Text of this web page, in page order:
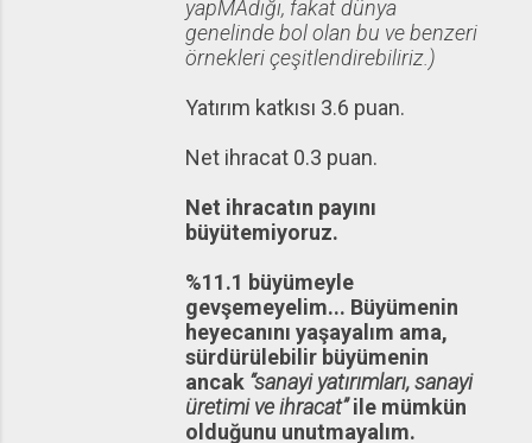
yapMAdığı, fakat dünya
genelinde bol olan bu ve benzeri
örnekleri çeşitlendirebiliriz.)
Yatırım katkısı 3.6 puan.
Net ihracat 0.3 puan.
Net ihracatın payını
büyütemiyoruz.
%11.1 büyümeyle
gevşemeyelim... Büyümenin
heyecanını yaşayalım ama,
sürdürülebilir büyümenin
ancak “sanayi yatırımları, sanayi
üretimi ve ihracat”ile mümkün
olduğunu unutmayalım.